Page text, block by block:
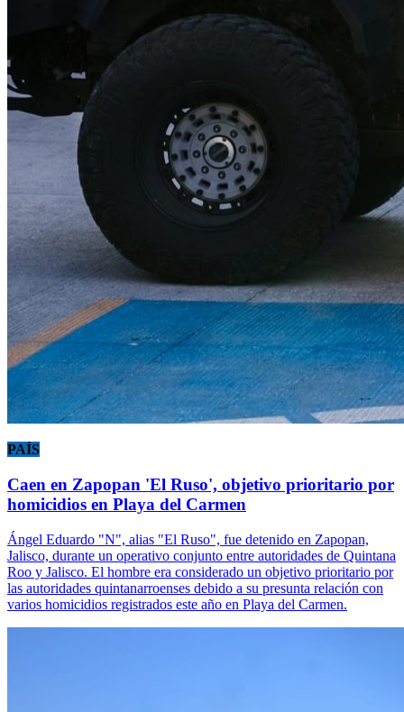
PAÍS
Caen en Zapopan 'El Ruso', objetivo prioritario por
homicidios en Playa del Carmen
Ángel Eduardo "N", alias "El Ruso", fue detenido en Zapopan,
Jalisco, durante un operativo conjunto entre autoridades de Quintana
Roo y Jalisco. El hombre era considerado un objetivo prioritario por
las autoridades quintanarroenses debido a su presunta relación con
varios homicidios registrados este año en Playa del Carmen.